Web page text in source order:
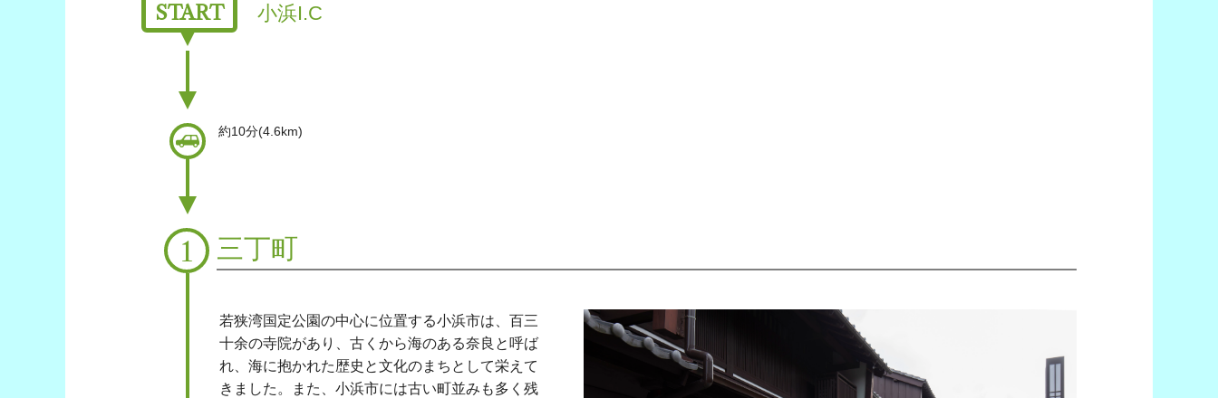
START 小浜I.C
車
約10分(4.6km)
1 三丁町
若狭湾国定公園の中心に位置する小浜市は、百三
十余の寺院があり、古くから海のある奈良と呼ば
れ、海に抱かれた歴史と文化のまちとして栄えて
きました。また、小浜市には古い町並みも多く残